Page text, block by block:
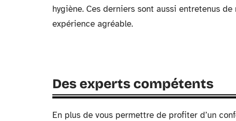
hygiène. Ces derniers sont aussi entretenus
expérience agréable.
Des experts compétents
En plus de vous permettre de profiter d’un